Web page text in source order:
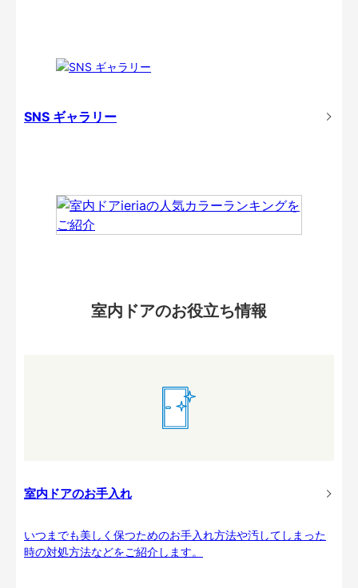
SNS ギャラリー
室内ドアのお役立ち情報
室内ドアのお手入れ
いつまでも美しく保つためのお手入れ方法や汚してしまった
時の対処方法などをご紹介します。